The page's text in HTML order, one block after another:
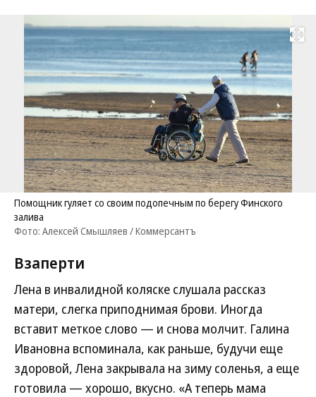
Развернуть
Помощник гуляет со своим подопечным по берегу Финского
залива
Фото: Алексей Смышляев / Коммерсантъ
Взаперти
Лена в инвалидной коляске слушала рассказ
матери, слегка приподнимая брови. Иногда
вставит меткое слово — и снова молчит. Галина
Ивановна вспоминала, как раньше, будучи еще
здоровой, Лена закрывала на зиму соленья, а еще
готовила — хорошо, вкусно. «А теперь мама